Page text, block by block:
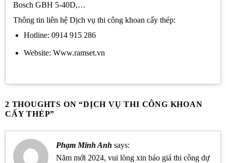
Bosch GBH 5-40D,…
Thông tin liên hệ Dịch vụ thi công khoan cấy thép:
Hotline: 0914 915 286
Website: Www.ramset.vn
2 THOUGHTS ON “DỊCH VỤ THI CÔNG KHOAN
CẤY THÉP”
Phạm Minh Anh says:
Năm mới 2024, vui lòng xin báo giá thi công dự